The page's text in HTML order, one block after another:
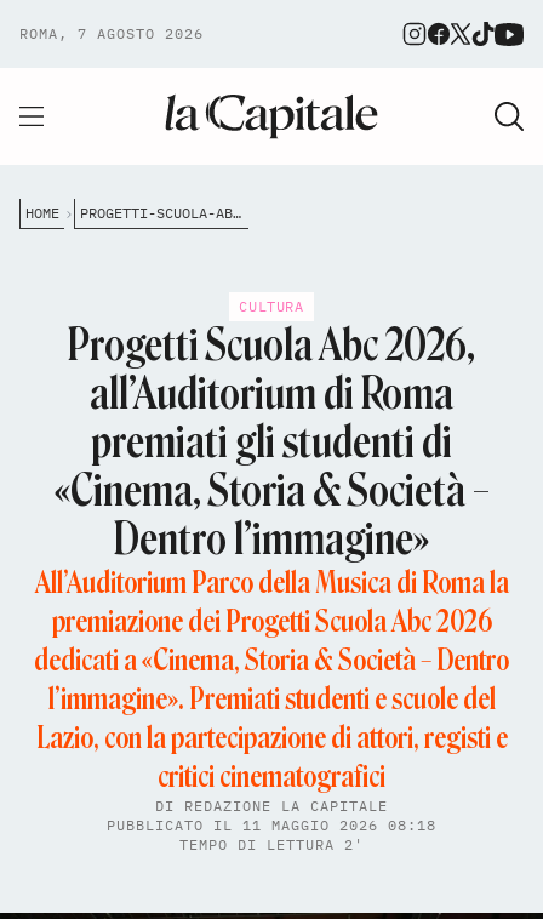
ROMA, 7 AGOSTO 2026
HOME PROGETTI-SCUOLA-ABC-2026-ALLAUDITORIUM-DI-ROMA-PREMIATI-GLI-STUDENTI-DI-CINEMA-STORIA-SOCIET%C3%A0-DENTRO-LIMMAGINE
CULTURA
Progetti Scuola Abc 2026,
all’Auditorium di Roma
premiati gli studenti di
«Cinema, Storia & Società –
Dentro l’immagine»
All’Auditorium Parco della Musica di Roma la
premiazione dei Progetti Scuola Abc 2026
dedicati a «Cinema, Storia & Società – Dentro
l’immagine». Premiati studenti e scuole del
Lazio, con la partecipazione di attori, registi e
critici cinematografici
DI REDAZIONE LA CAPITALE
PUBBLICATO IL 11 MAGGIO 2026 08:18
TEMPO DI LETTURA 2'